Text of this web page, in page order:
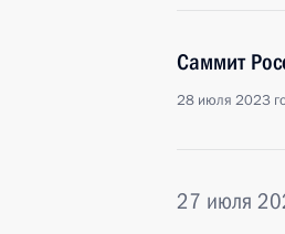
Саммит
28 июля 2023
27 июля